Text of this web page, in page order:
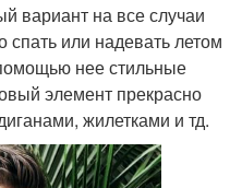
вариант на все случаи
или надевать летом
нее стильные
элемент прекрасно
жилетками и тд.